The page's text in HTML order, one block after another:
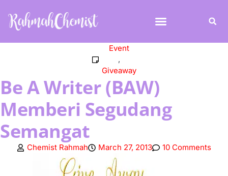
Event
,
Giveaway
Be A Writer (BAW)
Memberi Segudang
Semangat
Chemist Rahmah March 27, 2013 10 Comments